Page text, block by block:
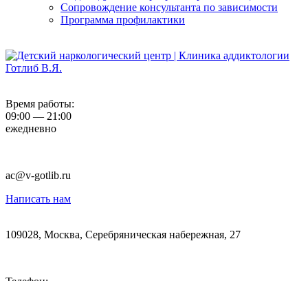
Сопровождение консультанта по зависимости
Программа профилактики
Время работы:
09:00 — 21:00
ежедневно
ac@v-gotlib.ru
Написать нам
109028, Москва, Серебряническая набережная, 27